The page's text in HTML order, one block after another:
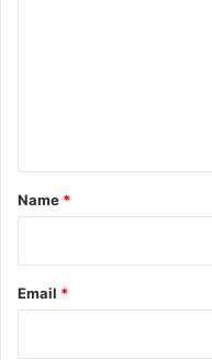
*
Name *
Email *